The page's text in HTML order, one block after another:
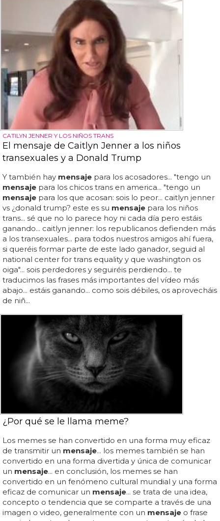
CATILYN JENNER Y LOS NIÑOS TRANS
El mensaje de Caitlyn Jenner a los niños
transexuales y a Donald Trump
Y también hay mensaje para los acosadores... "tengo un
mensaje para los chicos trans en america... "tengo un
mensaje para los que acosan: sois lo peor... caitlyn jenner
vs ¿donald trump? este es su mensaje para los niños
trans... sé que no lo parece hoy ni cada día pero estáis
ganando... caitlyn jenner: los republicanos defienden más
a los transexuales... para todos nuestros amigos ahí fuera,
si queréis formar parte de este lado ganador, seguid al
national center for trans equality y que washington os
oiga"... sois perdedores y seguiréis perdiendo... te
traducimos las frases más importantes del vídeo más
abajo... estáis ganando... como sois débiles, os aprovecháis
de niñ...
¿Por qué se le llama meme?
Los memes se han convertido en una forma muy eficaz
de transmitir un mensaje... los memes también se han
convertido en una forma divertida y única de comunicar
un mensaje... en conclusión, los memes se han
convertido en un fenómeno cultural mundial y una forma
eficaz de comunicar un mensaje... se trata de una idea,
concepto o tendencia que se comparte a través de una
imagen o video, generalmente con un mensaje o frase